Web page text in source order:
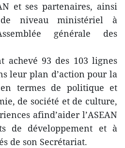
et ses partenaires, ainsi
niveau ministériel à
générale des
achevé 93 des 103 lignes
leur plan d’action pour la
en termes de politique et
de société et de culture,
afind’aider l’ASEAN
de développement et à
de son Secrétariat.